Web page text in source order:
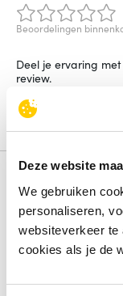
Deze website
We gebruiken
personaliseren,
websiteverkeer te
cookies als je de
Beoordelingen
Deel je ervaring
review.
Schrijf een review
Alternatieven
Vergelijk